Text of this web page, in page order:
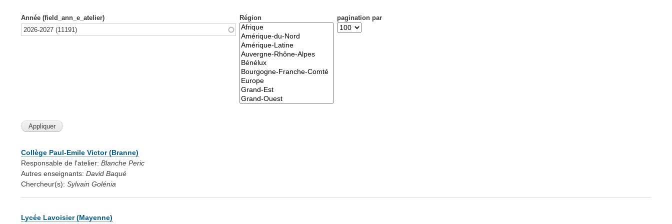
Année (field_ann_e_atelier) Région pagination par
Collège Paul-Emile Victor (Branne)
Responsable de l'atelier: Blanche Peric
Autres enseignants: David Baqué
Chercheur(s): Sylvain Golénia
Lycée Lavoisier (Mayenne)